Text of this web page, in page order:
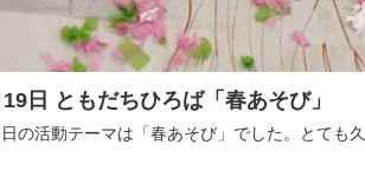
日 ともだちひろば「春あそび」
の活動テーマは「春あそび」でした。とても